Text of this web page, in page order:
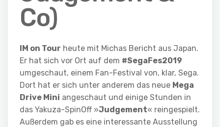
Co)
IM on Tour heute mit Michas Bericht aus Japan.
Er hat sich vor Ort auf dem #SegaFes2019
umgeschaut, einem Fan-Festival von, klar, Sega.
Dort hat er sich unter anderem das neue Mega
Drive Mini angeschaut und einige Stunden in
das Yakuza-SpinOff »Judgement« reingespielt.
Außerdem gab es eine interessante Ausstellung